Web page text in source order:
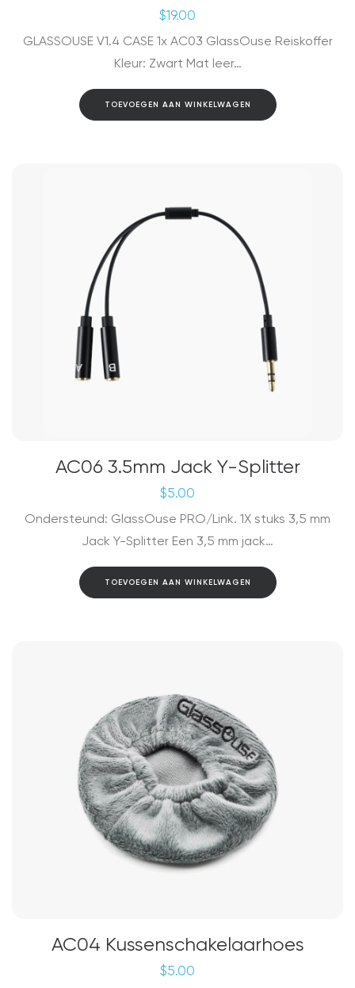
$19.00
GLASSOUSE V1.4 CASE 1x AC03 GlassOuse Reiskoffer
Kleur: Zwart Mat leer…
TOEVOEGEN AAN WINKELWAGEN
AC06 3.5mm Jack Y-Splitter
$5.00
Ondersteund: GlassOuse PRO/Link. 1X stuks 3,5 mm
Jack Y-Splitter Een 3,5 mm jack…
TOEVOEGEN AAN WINKELWAGEN
AC04 Kussenschakelaarhoes
$5.00